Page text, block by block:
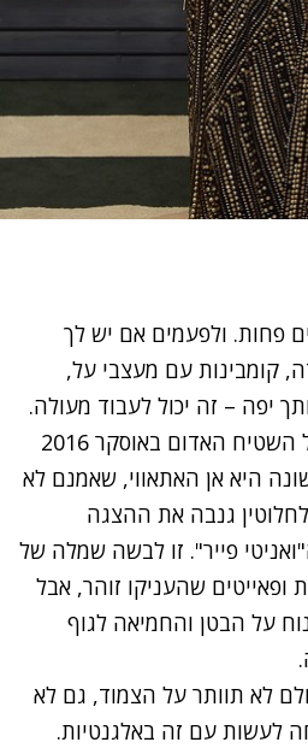
פחות. ולפעמים אם יש לך
קומבינות עם מעצבי על,
יפה – זה יכול לעבוד מעולה.
ההריוניות של הוליווד על השטיח האדום באוסקר 2016
היא אן האתאווי, שאמנם לא
גנבה את ההצגה
פייר". זו לבשה שמלה של
ופאייטים שהעניקו זוהר, אבל
על הבטן והחמיאה לגוף
לא תוותר על הצמוד, גם לא
לעשות עם זה באלגנטיות.